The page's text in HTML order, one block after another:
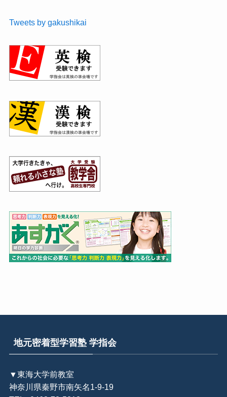
Tweets by gakushikai
地元密着型学習塾 学指会
▼東海大学前教室
神奈川県秦野市南矢名1-9-19